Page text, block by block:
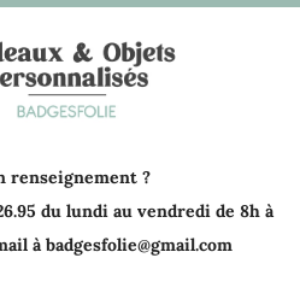
renseignement ?
du lundi au vendredi de 8h à
à badgesfolie@gmail.com